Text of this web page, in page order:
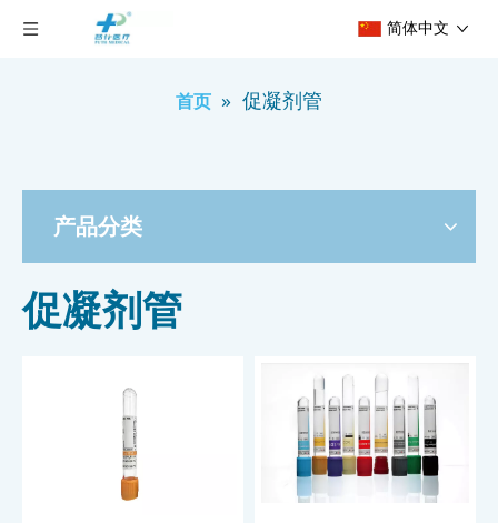
简体中文
首页 » 促凝剂管
产品分类
促凝剂管